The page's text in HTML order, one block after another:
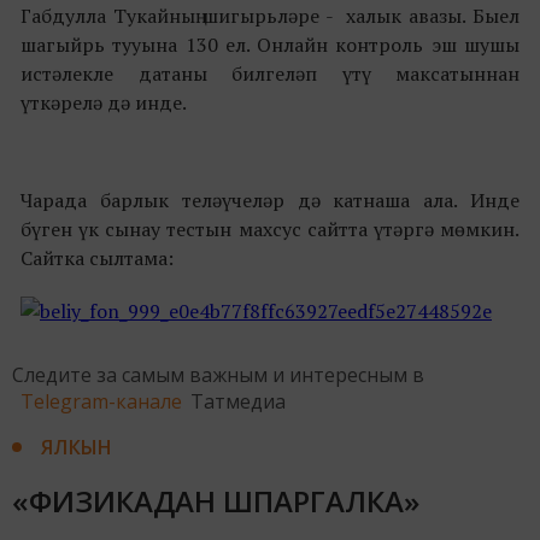
Габдулла Тукайның шигырьләре - халык авазы. Быел
шагыйрь тууына 130 ел. Онлайн контроль эш шушы
истәлекле датаны билгеләп үтү максатыннан
үткәрелә дә инде.
Чарада барлык теләүчеләр дә катнаша ала. Инде
бүген үк сынау тестын махсус сайтта үтәргә мөмкин.
Сайтка сылтама:
Следите за самым важным и интересным в
Telegram-канале Татмедиа
ЯЛКЫН
«ФИЗИКАДАН ШПАРГАЛКА»